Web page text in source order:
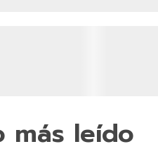
más leído